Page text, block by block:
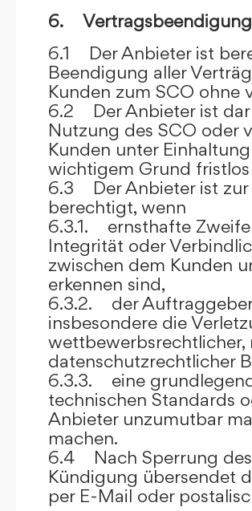
6.
6.1 Der Anbieter ist
Beendigung aller
Kunden zum SCO ohne
6.2 Der Anbieter ist
Nutzung des SCO oder
Kunden unter
wichtigem Grund
6.3 Der Anbieter ist zur
berechtigt, wenn
6.3.1. ernsthafte
Integrität oder
zwischen dem Kunden
erkennen sind,
6.3.2. der
insbesondere die
wettbewerbsrechtlicher,
datenschutzrechtlicher
6.3.3. eine
technischen Standards
Anbieter unzumutbar
machen.
6.4 Nach Sperrung des
Kündigung übersendet
per E-Mail oder